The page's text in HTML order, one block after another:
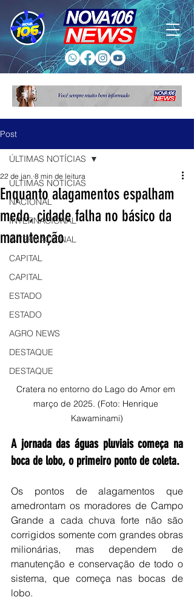
Post
ÚLTIMAS NOTÍCIAS
NACIONAL
INTERNACIONAL
INTERNACIONAL
CAPITAL
CAPITAL
ESTADO
ESTADO
AGRO NEWS
DESTAQUE
DESTAQUE
ÚLTIMAS NOTÍCIAS
Enquanto alagamentos espalham
medo, cidade falha no básico da
manutenção
22 de jan. 8 min de leitura
Cratera no entorno do Lago do Amor em
março de 2025. (Foto: Henrique
Kawaminami)
A jornada das águas pluviais começa na
boca de lobo, o primeiro ponto de coleta.
Os pontos de alagamentos que
amedrontam os moradores de Campo
Grande a cada chuva forte não são
corrigidos somente com grandes obras
milionárias, mas dependem de
manutenção e conservação de todo o
sistema, que começa nas bocas de
lobo.